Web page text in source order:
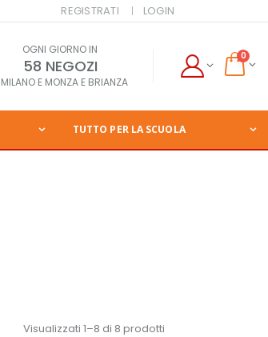
REGISTRATI LOGIN
OGNI GIORNO IN
58 NEGOZI
E MONZA E BRIANZA
0
TUTTO PER LA SCUOLA
Visualizzati 1–8 di 8 prodotti